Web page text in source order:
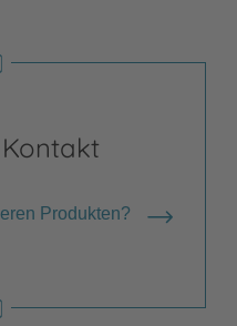
Produkten?